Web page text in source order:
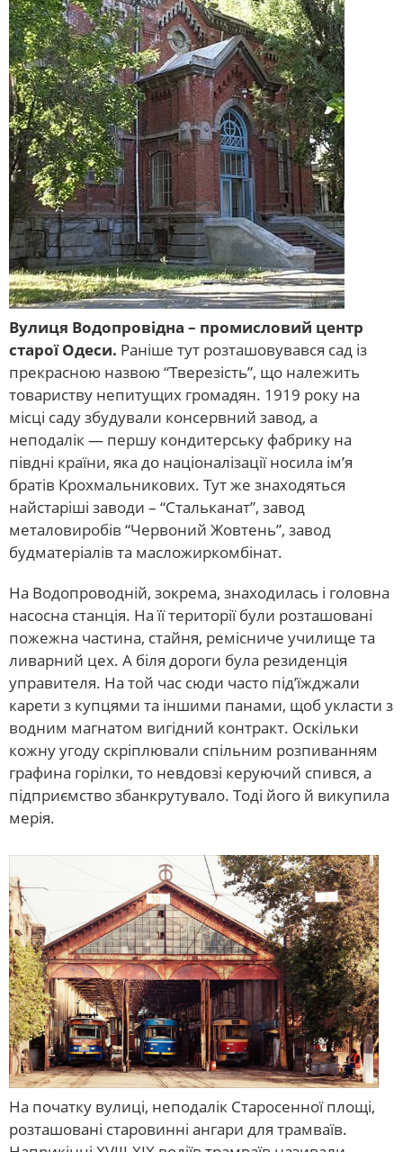
Вулиця Водопровідна – промисловий центр
старої Одеси. Раніше тут розташовувався сад із
прекрасною назвою “Тверезість”, що належить
товариству непитущих громадян. 1919 року на
місці саду збудували консервний завод, а
неподалік — першу кондитерську фабрику на
півдні країни, яка до націоналізації носила ім’я
братів Крохмальникових. Тут же знаходяться
найстаріші заводи – “Стальканат”, завод
металовиробів “Червоний Жовтень”, завод
будматеріалів та масложиркомбінат.
На Водопроводній, зокрема, знаходилась і головна
насосна станція. На її території були розташовані
пожежна частина, стайня, ремісниче училище та
ливарний цех. А біля дороги була резиденція
управителя. На той час сюди часто під’їжджали
карети з купцями та іншими панами, щоб укласти з
водним магнатом вигідний контракт. Оскільки
кожну угоду скріплювали спільним розпиванням
графина горілки, то невдовзі керуючий спився, а
підприємство збанкрутувало. Тоді його й викупила
мерія.
На початку вулиці, неподалік Старосенної площі,
розташовані старовинні ангари для трамваїв.